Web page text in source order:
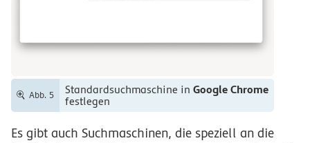
Abb. 5 Standardsuchmaschine in Google Chrome
festlegen
Es gibt auch Suchmaschinen, die speziell an die